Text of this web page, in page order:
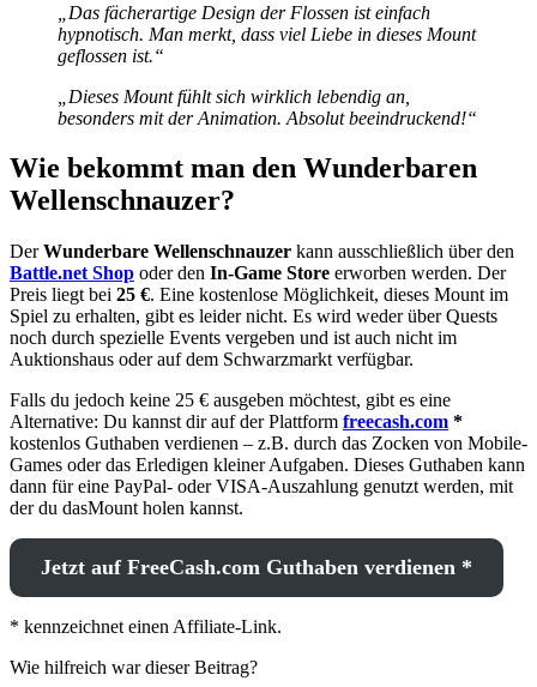
„Das fächerartige Design der Flossen ist einfach
hypnotisch. Man merkt, dass viel Liebe in dieses Mount
geflossen ist.“
„Dieses Mount fühlt sich wirklich lebendig an,
besonders mit der Animation. Absolut beeindruckend!“
Wie bekommt man den Wunderbaren
Wellenschnauzer?
DerWunderbare Wellenschnauzer kann ausschließlich über den
Battle.net Shop oder den In-Game Store erworben werden. Der
Preis liegt bei 25 €. Eine kostenlose Möglichkeit, dieses Mount im
Spiel zu erhalten, gibt es leider nicht. Es wird weder über Quests
noch durch spezielle Events vergeben und ist auch nicht im
Auktionshaus oder auf dem Schwarzmarkt verfügbar.
Falls du jedoch keine 25 € ausgeben möchtest, gibt es eine
Alternative: Du kannst dir auf der Plattform freecash.com *
kostenlos Guthaben verdienen – z.B. durch das Zocken von Mobile-
Games oder das Erledigen kleiner Aufgaben. Dieses Guthaben kann
dann für eine PayPal- oder VISA-Auszahlung genutzt werden, mit
der du dasMount holen kannst.
Jetzt auf FreeCash.com Guthaben verdienen *
* kennzeichnet einen Affiliate-Link.
Wie hilfreich war dieser Beitrag?